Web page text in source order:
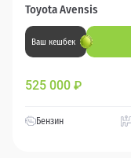
Toyota Avensis
Ваш кешбек
525 000 ₽
Бензин